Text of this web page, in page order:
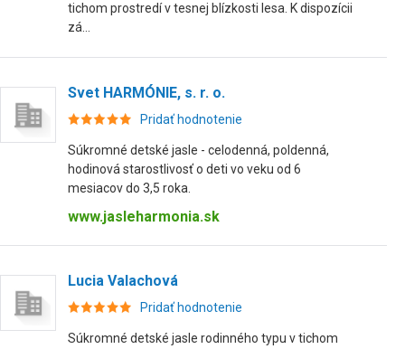
tichom prostredí v tesnej blízkosti lesa. K dispozícii
zá...
Svet HARMÓNIE, s. r. o.
Pridať hodnotenie
Súkromné detské jasle - celodenná, poldenná,
hodinová starostlivosť o deti vo veku od 6
mesiacov do 3,5 roka.
www.jasleharmonia.sk
Lucia Valachová
Pridať hodnotenie
Súkromné detské jasle rodinného typu v tichom